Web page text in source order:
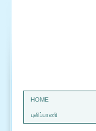
HOME
புலிப்பாணி